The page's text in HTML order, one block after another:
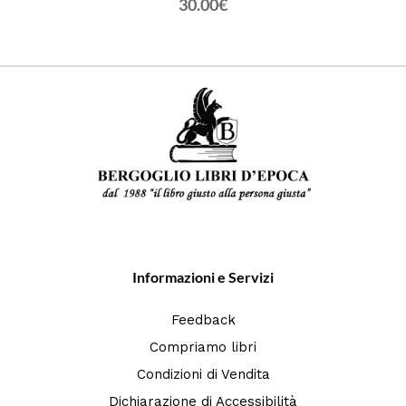
30.00€
Informazioni e Servizi
Feedback
Compriamo libri
Condizioni di Vendita
Dichiarazione di Accessibilità